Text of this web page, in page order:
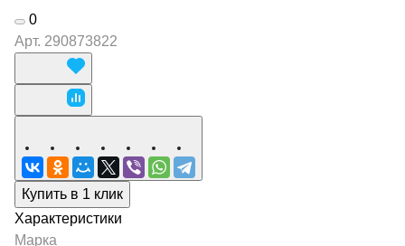
0
Арт. 290873822
Купить в 1 клик
Характеристики
Марка